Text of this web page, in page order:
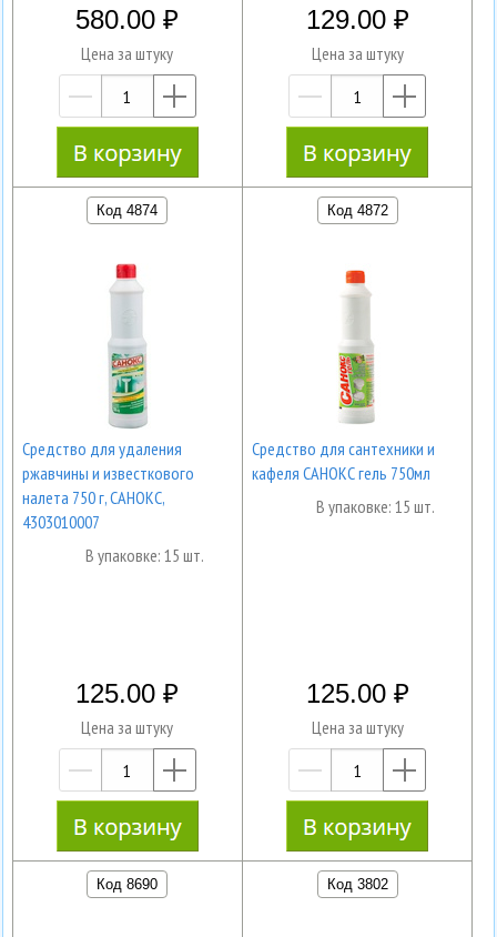
580.00
Цена за штуку
—
129.00
Цена за штуку
—
Код 4874
Средство для удаления
ржавчины и известкового
налета 750 г, САНОКС,
4303010007
В упаковке: 15 шт.
125.00
Цена за штуку
—
Код 4872
Средство для сантехники и
кафеля САНОКС гель 750мл
В упаковке: 15 шт.
125.00
Цена за штуку
—
Код 8690 Код 3802